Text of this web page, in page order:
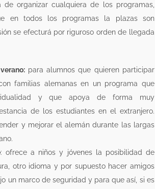
organizar cualquiera de los programas,
en todos los programas la plazas son
se efecturá por riguroso orden de llegada
para alumnos que quieren participar
familias alemanas en un programa que
y que apoya de forma muy
de los estudiantes en el extranjero.
y mejorar el alemán durante las largas
: ofrece a niños y jóvenes la posibilidad de
otro idioma y por supuesto hacer amigos
un marco de seguridad y para que así, si es